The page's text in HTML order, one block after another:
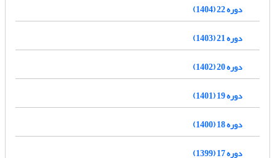
دوره 22 (1404)
دوره 21 (1403)
دوره 20 (1402)
دوره 19 (1401)
دوره 18 (1400)
دوره 17 (1399)